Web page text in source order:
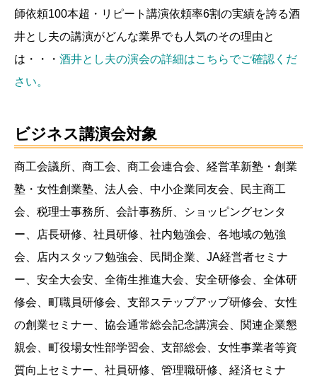
師依頼100本超・リピート講演依頼率6割の実績を誇る酒
井とし夫の講演がどんな業界でも人気のその理由と
は・・・ 酒井とし夫の演会の詳細はこちらでご確認くだ
さい。
ビジネス講演会対象
商工会議所、商工会、商工会連合会、経営革新塾・創業
塾・女性創業塾、法人会、中小企業同友会、民主商工
会、税理士事務所、会計事務所、ショッピングセンタ
ー、店長研修、社員研修、社内勉強会、各地域の勉強
会、店内スタッフ勉強会、民間企業、JA経営者セミナ
ー、安全大会安、全衛生推進大会、安全研修会、全体研
修会、町職員研修会、支部ステップアップ研修会、女性
の創業セミナー、協会通常総会記念講演会、関連企業懇
親会、町役場女性部学習会、支部総会、女性事業者等資
質向上セミナー、社員研修、管理職研修、経済セミナ